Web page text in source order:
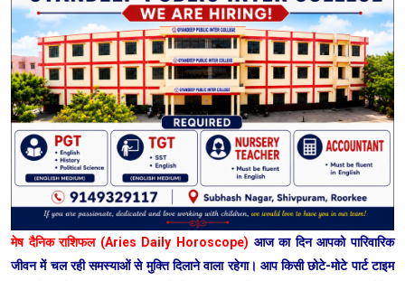
मेष दैनिक राशिफल (Aries Daily Horoscope) आज का दिन आपको पारिवारिक
जीवन में चल रही समस्याओं से मुक्ति दिलाने वाला रहेगा। आप किसी छोटे-मोटे पार्ट टाइम